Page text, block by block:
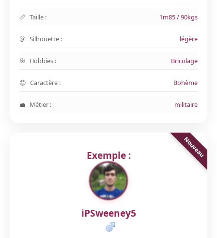
Taille : 1m85 / 90kgs
Silhouette : légère
Hobbies : Bricolage
Caractère : Bohème
Métier : militaire
Exemple :
iPSweeney5